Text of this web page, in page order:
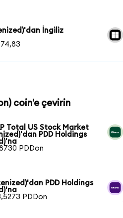
İngiliz
coin'e çevirin
Total US Stock Market
PDD Holdings
PDDon
PDD Holdings
PDDon